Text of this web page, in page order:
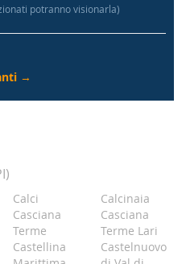
potranno visionarla)
Calci
Calcinaia
Casciana
Terme
Casciana
Terme Lari
Castellina
Castelnuovo